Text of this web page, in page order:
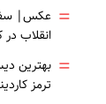
= عکس| سفر
انقلاب در
= بهترین
ترمز